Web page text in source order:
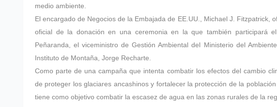
medio ambiente.
El encargado de Negocios de la Embajada de EE.UU., Michael J. Fitzpatrick,
oficial de la donación en una ceremonia en la que también participará
Peñaranda, el viceministro de Gestión Ambiental del Ministerio del
Instituto de Montaña, Jorge Recharte.
Como parte de una campaña que intenta combatir los efectos del cambio
de proteger los glaciares ancashinos y fortalecer la protección de la
tiene como objetivo combatir la escasez de agua en las zonas rurales de la